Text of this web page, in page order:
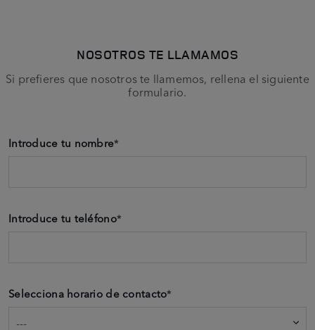
NOSOTROS TE LLAMAMOS
Si prefieres que nosotros te llamemos, rellena el siguiente
formulario.
Introduce tu nombre*
Introduce tu teléfono*
Selecciona horario de contacto*